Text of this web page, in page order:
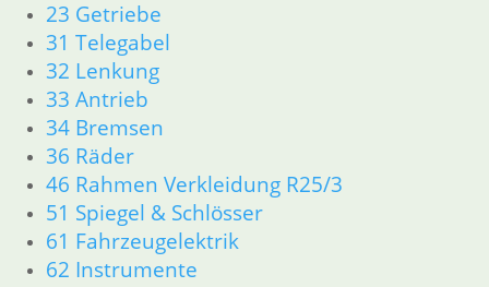
23 Getriebe
31 Telegabel
32 Lenkung
33 Antrieb
34 Bremsen
36 Räder
46 Rahmen Verkleidung R25/3
51 Spiegel & Schlösser
61 Fahrzeugelektrik
62 Instrumente
Schelle für Manschette
3,50€
Artikelnummer: 1230297
inkl. MwSt.
zzgl.Versandkosten
In den Warenkorb
Schelle 94 mm
14,90€